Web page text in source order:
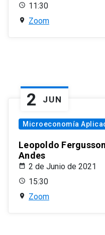
11:30
Zoom
2 JUN
Microeconomía
Leopoldo
Andes
2 de Junio de 2021
15:30
Zoom